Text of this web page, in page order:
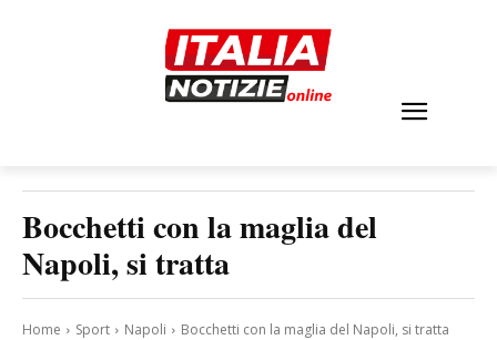
Bocchetti con la maglia del
Napoli, si tratta
Home Sport Napoli Bocchetti con la maglia del Napoli, si tratta